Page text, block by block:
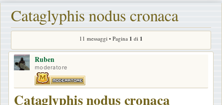
Cataglyphis nodus cronaca
11 messaggi • Pagina 1 di 1
Ruben
moderatore
Cataglyphis nodus cronaca